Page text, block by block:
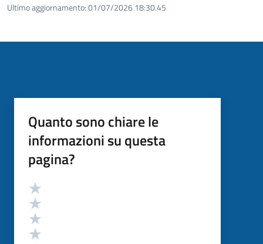
Ultimo aggiornamento:01/07/2026 18:30.45
Quanto sono chiare le
informazioni su questa
pagina?
Valutazione